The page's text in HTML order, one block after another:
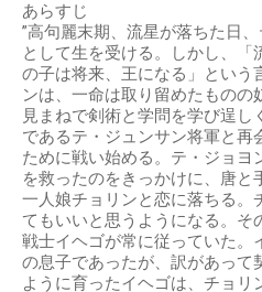
あらすじ
”高句麗末期、流星が落ちた日
として生を受ける。しかし、「
の子は将来、王になる」という
ンは、一命は取り留めたものの
見まねで剣術と学問を学び逞
であるテ・ジュンサン将軍と再
ために戦い始める。テ・ジョヨ
を救ったのをきっかけに、唐
一人娘チョリンと恋に落ちる。
てもいいと思うようになる。そ
戦士イヘゴが常に従っていた。
の息子であったが、訳があって
ように育ったイヘゴは、チョリ